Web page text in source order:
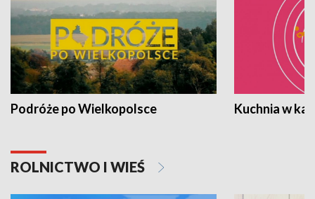
Podróże po Wielkopolsce Kuchnia w
ROLNICTWO I WIEŚ